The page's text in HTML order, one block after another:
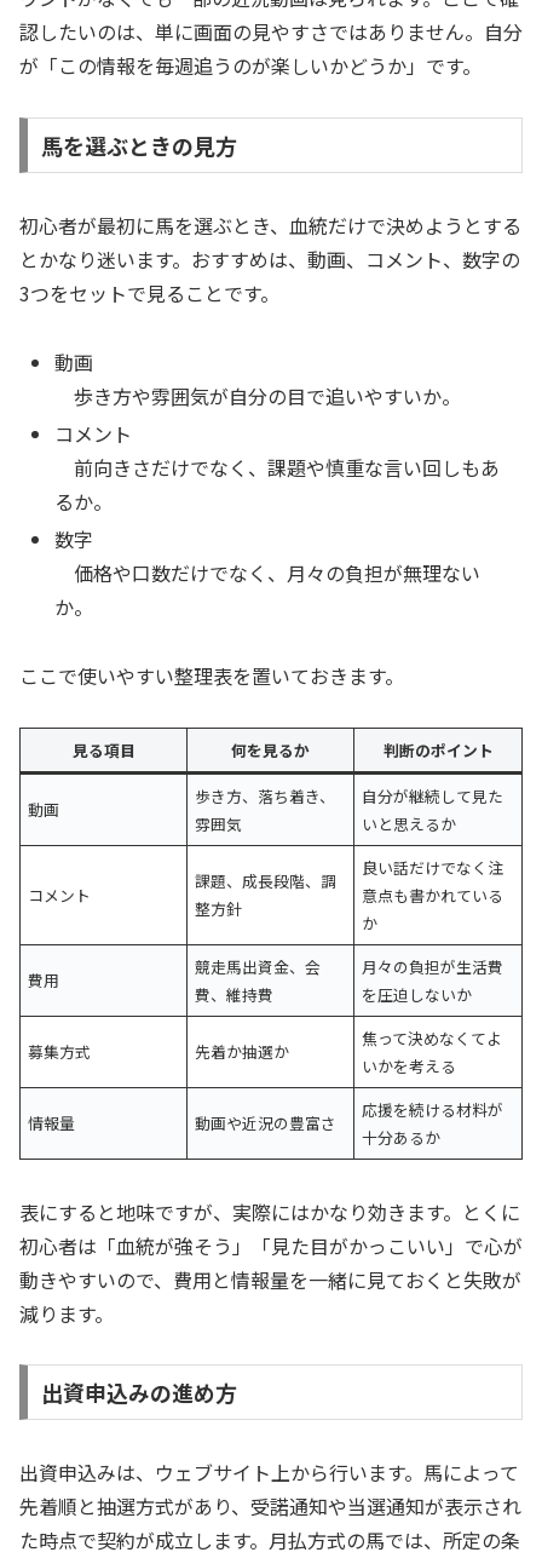
認したいのは、単に画面の見やすさではありません。自分
が「この情報を毎週追うのが楽しいかどうか」です。
馬を選ぶときの見方
初心者が最初に馬を選ぶとき、血統だけで決めようとする
とかなり迷います。おすすめは、動画、コメント、数字の
3つをセットで見ることです。
動画
歩き方や雰囲気が自分の目で追いやすいか。
コメント
前向きさだけでなく、課題や慎重な言い回しもあ
るか。
数字
価格や口数だけでなく、月々の負担が無理ない
か。
ここで使いやすい整理表を置いておきます。
見る項目 何を見るか 判断のポイント
動画
歩き方、落ち着き、
雰囲気
自分が継続して見た
いと思えるか
コメント
課題、成長段階、調
整方針
良い話だけでなく注
意点も書かれている
か
費用
競走馬出資金、会
費、維持費
月々の負担が生活費
を圧迫しないか
募集方式 先着か抽選か
焦って決めなくてよ
いかを考える
情報量 動画や近況の豊富さ
応援を続ける材料が
十分あるか
表にすると地味ですが、実際にはかなり効きます。とくに
初心者は「血統が強そう」「見た目がかっこいい」で心が
動きやすいので、費用と情報量を一緒に見ておくと失敗が
減ります。
出資申込みの進め方
出資申込みは、ウェブサイト上から行います。馬によって
先着順と抽選方式があり、受諾通知や当選通知が表示され
た時点で契約が成立します。月払方式の馬では、所定の条